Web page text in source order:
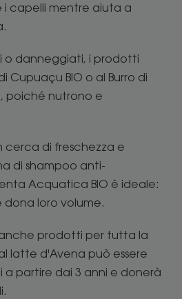
capelli mentre aiuta a
o danneggiati, i prodotti
Cupuaçu BIO o al Burro di
poiché nutrono e
cerca di freschezza e
di shampoo anti-
Acquatica BIO è ideale:
dona loro volume.
prodotti per tutta la
latte d'Avena può essere
a partire dai 3 anni e donerà